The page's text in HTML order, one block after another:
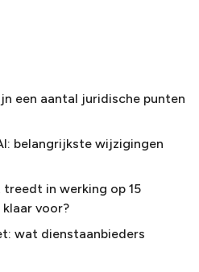
een aantal juridische punten
belangrijkste wijzigingen
in werking op 15
voor?
wat dienstaanbieders